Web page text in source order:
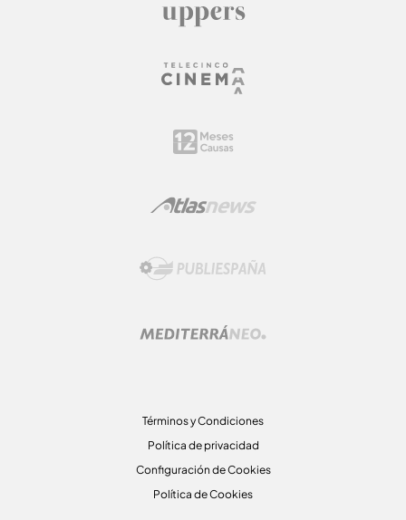
Términos y Condiciones
Política de privacidad
Configuración de Cookies
Política de Cookies